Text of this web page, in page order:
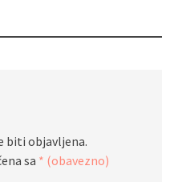
biti objavljena.
sa * (obavezno)